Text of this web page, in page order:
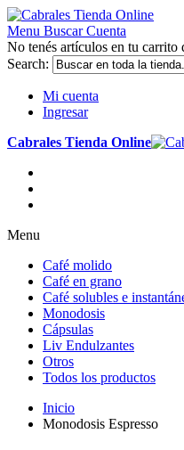
Menu Buscar Cuenta
No tenés artículos en tu carrito
Search:
Mi cuenta
Ingresar
Cabrales Tienda Online
Menu
Café molido
Café en grano
Café solubles e
Monodosis
Cápsulas
Liv Endulzantes
Otros
Todos los productos
Inicio
Monodosis Espresso